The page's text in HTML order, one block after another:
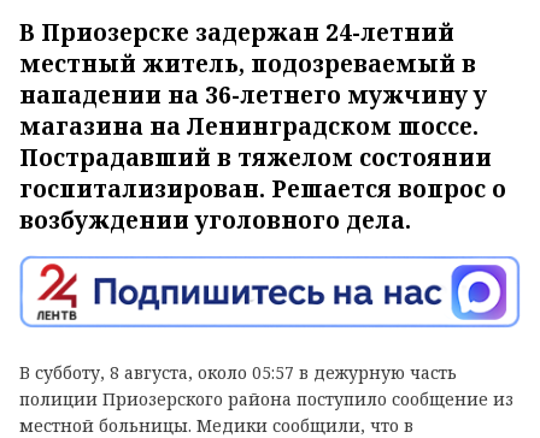
В Приозерске задержан 24-летний
местный житель, подозреваемый в
нападении на 36-летнего мужчину у
магазина на Ленинградском шоссе.
Пострадавший в тяжелом состоянии
госпитализирован. Решается вопрос о
возбуждении уголовного дела.
В субботу, 8 августа, около 05:57 в дежурную часть
полиции Приозерского района поступило сообщение из
местной больницы. Медики сообщили, что в